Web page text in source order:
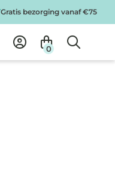
Gratis bezorging vanaf €75
0